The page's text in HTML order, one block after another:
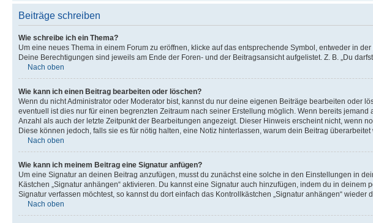
Beiträge schreiben
Wie schreibe ich ein Thema?
Um eine neues Thema in einem Forum zu eröffnen, klicke auf das entsprechende Symbol, entweder in
Deine Berechtigungen sind jeweils am Ende der Foren- und der Beitragsansicht aufgelistet. Z. B. „Du
Nach oben
Wie kann ich einen Beitrag bearbeiten oder löschen?
Wenn du nicht Administrator oder Moderator bist, kannst du nur deine eigenen Beiträge bearbeiten oder
eventuell ist dies nur für einen begrenzten Zeitraum nach seiner Erstellung möglich. Wenn bereits
Anzahl als auch der letzte Zeitpunkt der Bearbeitungen angezeigt. Dieser Hinweis erscheint nicht, wenn
Diese können jedoch, falls sie es für nötig halten, eine Notiz hinterlassen, warum dein Beitrag
Nach oben
Wie kann ich meinem Beitrag eine Signatur anfügen?
Um eine Signatur an deinen Beitrag anzufügen, musst du zunächst eine solche in den Einstellungen in
Kästchen „Signatur anhängen“ aktivieren. Du kannst eine Signatur auch hinzufügen, indem du in
Signatur verfassen möchtest, so kannst du dort einfach das Kontrollkästchen „Signatur anhängen“ wieder
Nach oben